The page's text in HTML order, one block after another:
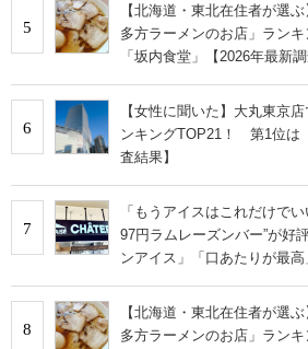
5
【北海道・東北在住者が選
多方ラーメンのお店」ラン
「坂内食堂」【2026年最新調
6
【女性に聞いた】大丸東京
ンキングTOP21！ 第1位は
査結果】
7
「もうアイスはこれだけで
97円ラムレーズンバー”が
ンアイス」「口あたりが最
8
【北海道・東北在住者が選
多方ラーメンのお店」ラン